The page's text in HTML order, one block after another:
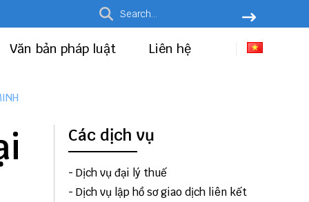
Văn bản pháp luật Liên hệ
Các dịch vụ
- Dịch vụ đại lý thuế
- Dịch vụ lập hồ sơ giao dịch liên kết